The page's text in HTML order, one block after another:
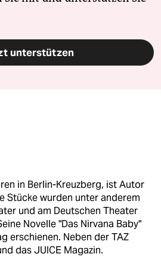
unterstützen
in Berlin-Kreuzberg, ist Autor
Stücke wurden unter anderem
und am Deutschen Theater
Novelle "Das Nirvana Baby"
erschienen. Neben der TAZ
das JUICE Magazin.